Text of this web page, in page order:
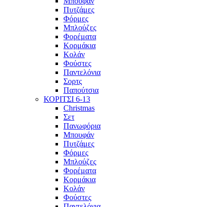
Πυτζάμες
Φόρμες
Μπλούζες
Φορέματα
Κορμάκια
Κολάν
Φούστες
Παντελόνια
Σορτς
Παπούτσια
ΚΟΡΙΤΣΙ 6-13
Christmas
Σετ
Πανωφόρια
Μπουφάν
Πυτζάμες
Φόρμες
Μπλούζες
Φορέματα
Κορμάκια
Κολάν
Φούστες